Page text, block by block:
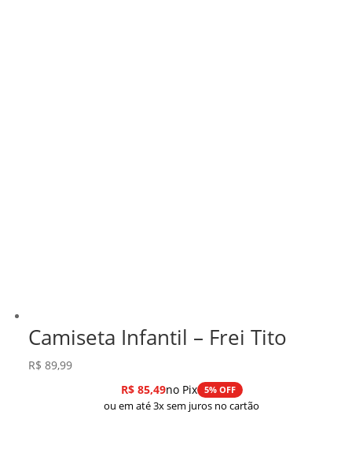
Camiseta Infantil – Frei Tito
R$ 89,99
R$85,49no Pix 5% OFF
ou em até 3x sem juros no cartão